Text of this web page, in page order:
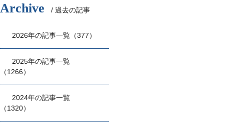
Archive / 過去の記事
2026年の記事一覧（377）
2025年の記事一覧
（1266）
2024年の記事一覧
（1320）